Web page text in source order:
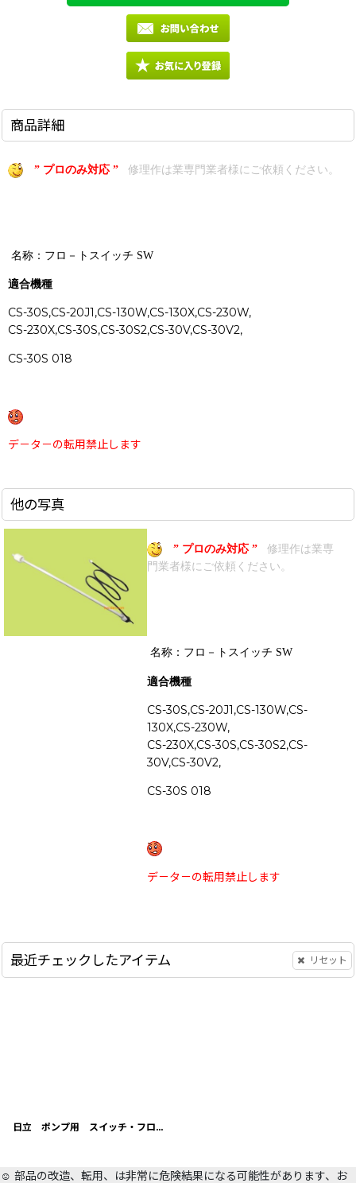
商品詳細
” プロのみ対応 ” 修理作は業専門業者様にご依頼ください。
名称：フロ－トスイッチ SW
適合機種
CS-30S,CS-20J1,CS-130W,CS-130X,CS-230W,
CS-230X,CS-30S,CS-30S2,CS-30V,CS-30V2,
CS-30S 018
デ－タ－の転用禁止します
他の写真
” プロのみ対応 ” 修理作は業専
門業者様にご依頼ください。
名称：フロ－トスイッチ SW
適合機種
CS-30S,CS-20J1,CS-130W,CS-
130X,CS-230W,
CS-230X,CS-30S,CS-30S2,CS-
30V,CS-30V2,
CS-30S 018
デ－タ－の転用禁止します
最近チェックしたアイテム リセット
日立 ポンプ用 スイッチ・フロ－トスイッチ
☺️ 部品の改造、転用、は非常に危険結果になる可能性があります、お